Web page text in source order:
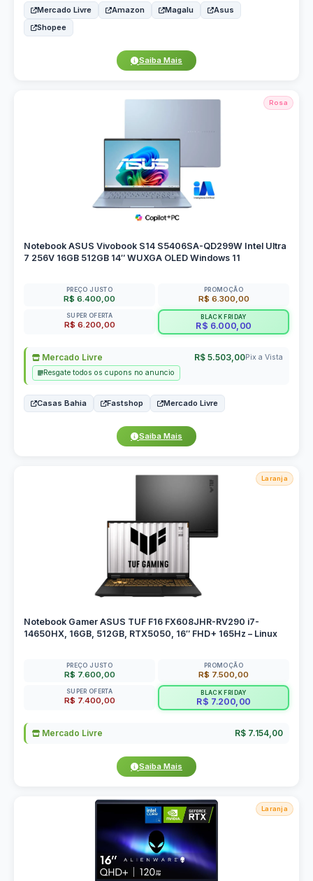
Mercado Livre Amazon Magalu
Asus
Shopee
Saiba Mais
Rosa
Notebook ASUS Vivobook S14 S5406SA-QD299W Intel Ultra
7 256V 16GB 512GB 14″ WUXGA OLED Windows 11
PREÇO JUSTO
R$ 6.400,00
PROMOÇÃO
R$ 6.300,00
SUPER OFERTA
R$ 6.200,00
BLACK FRIDAY
R$ 6.000,00
Mercado Livre R$ 5.503,00Pix a Vista
Resgate todos os cupons no anuncio
Casas Bahia Fastshop Mercado Livre
Saiba Mais
Laranja
Notebook Gamer ASUS TUF F16 FX608JHR-RV290 i7-
14650HX, 16GB, 512GB, RTX5050, 16″ FHD+ 165Hz – Linux
PREÇO JUSTO
R$ 7.600,00
PROMOÇÃO
R$ 7.500,00
SUPER OFERTA
R$ 7.400,00
BLACK FRIDAY
R$ 7.200,00
Mercado Livre R$ 7.154,00
Saiba Mais
Laranja